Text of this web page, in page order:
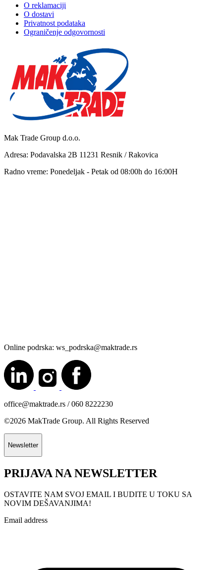
O reklamaciji
O dostavi
Privatnost podataka
Ograničenje odgovornosti
Mak Trade Group d.o.o.
Adresa: Podavalska 2B 11231 Resnik / Rakovica
Radno vreme: Ponedeljak - Petak od 08:00h do 16:00H
Online podrska: ws_podrska@maktrade.rs
office@maktrade.rs / 060 8222230
©2026 MakTrade Group. All Rights Reserved
Newsletter
PRIJAVA NA NEWSLETTER
OSTAVITE NAM SVOJ EMAIL I BUDITE U TOKU SA
NOVIM DEŠAVANJIMA!
Email address